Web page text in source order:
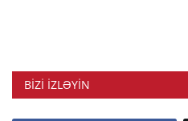
BIZI IZLƏYIN